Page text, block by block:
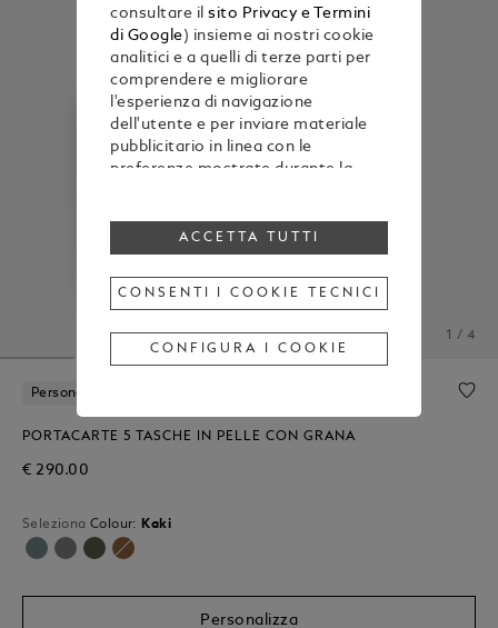
1 / 4
Personalizzazione Gratuita
PORTACARTE 5 TASCHE IN PELLE CON GRANA
€ 290.00
SelezionaColour: Kaki
Selezionato
Personalizza
consultare ilsito Privacy e Termini
di Google) insieme ai nostri cookie
analitici e a quelli di terze parti per
comprendere e migliorare
l'esperienza di navigazione
dell'utente e per inviare materiale
pubblicitario in linea con le
preferenze mostrate durante la
consenso all’utilizzo di alcuni o di
tutti i cookie, clicca “Configura i
cookie”, oppure, per maggiori
Cliccando su “Accetta tutti”, esprimi
il tuo consenso all’utilizzo dei
tecnici”, esprimi il tuo consenso
ACCETTA TUTTI
CONSENTI I COOKIE TECNICI
CONFIGURA I COOKIE